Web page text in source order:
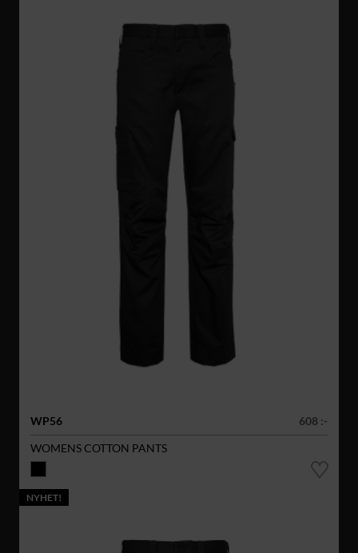
WP56
608 :-
WOMENS COTTON PANTS
NYHET!